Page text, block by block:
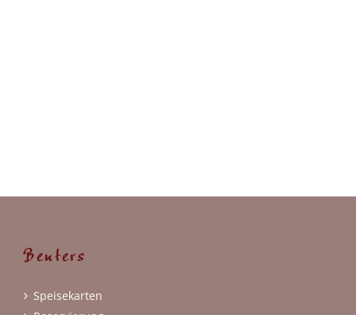
Benters
Speisekarten